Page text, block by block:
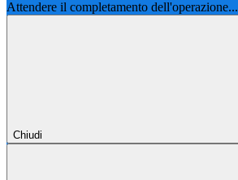
Attendere il completamento dell'operazione...
Chiudi